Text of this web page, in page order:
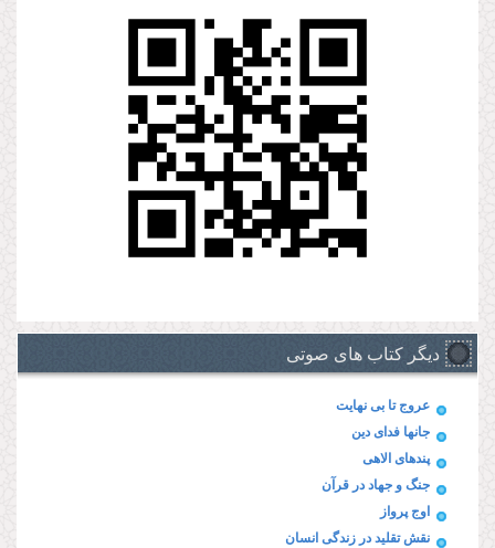
دیگر کتاب های صوتی
عروج تا بی نهایت
جانها فدای دین
پند‌های الاهی
جنگ و جهاد در قرآن
اوج پرواز
نقش تقلید در زندگی انسان